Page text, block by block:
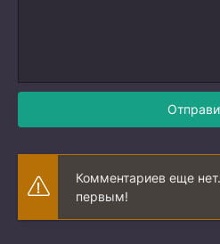
Комментариев еще
первым!